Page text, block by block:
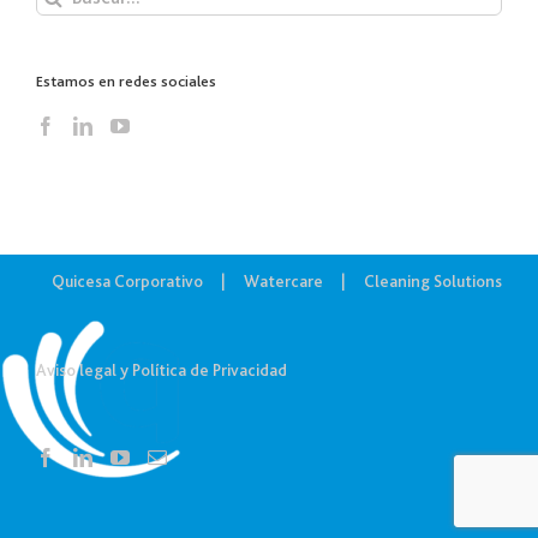
Estamos en redes sociales
Quicesa Corporativo Watercare Cleaning Solutions
Aviso legal y Política de Privacidad